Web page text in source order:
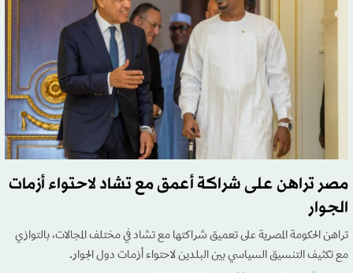
مصر تراهن على شراكة أعمق مع تشاد لاحتواء أزمات
الجوار
تراهن الحكومة المصرية على تعميق شراكتها مع تشاد في مختلف المجالات، بالتوازي
مع تكثيف التنسيق السياسي بين البلدين لاحتواء أزمات دول الجوار.